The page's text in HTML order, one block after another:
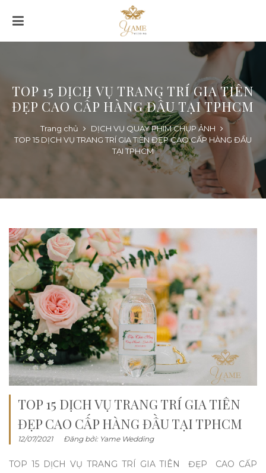
TOP 15 DỊCH VỤ TRANG TRÍ GIA TIÊN
ĐẸP CAO CẤP HÀNG ĐẦU TẠI TPHCM
Trang chủ
DỊCH VỤ QUAY PHIM CHỤP ẢNH
TOP 15 DỊCH VỤ TRANG TRÍ GIA TIÊN ĐẸP CAO CẤP HÀNG ĐẦU
TẠI TPHCM
TOP 15 DỊCH VỤ TRANG TRÍ GIA TIÊN
ĐẸP CAO CẤP HÀNG ĐẦU TẠI TPHCM
12/07/2021 Đăng bởi: Yame Wedding
TOP 15 DỊCH VỤ TRANG TRÍ GIA TIÊN ĐẸP CAO CẤP